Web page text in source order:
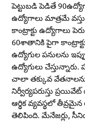
పెట్టుబడి పెడితే
ఉద్యోగాలు మాత్రమే
కాంట్రాక్టు ఉద్యోగాలు
60శాతానికి పైగా
ఉద్యోగుల పనులను
ఉద్యోగులు
చాలా తక్కువ వేతనాలను
నిర్వీర్యపరుస్తు
ఆర్థిక వ్యవస్థలో
తెలిపింది. మేనేజర్లు,